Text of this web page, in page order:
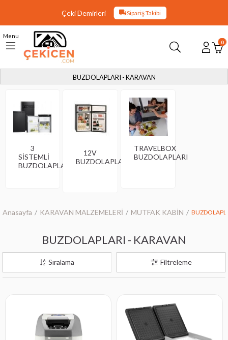
Çeki Demirleri Sipariş Takibi
Menu
0
BUZDOLAPLARI - KARAVAN
3
SİSTEMLİ
BUZDOLAPLARI
12V
BUZDOLAPLARI
TRAVELBOX
BUZDOLAPLARI
Anasayfa KARAVAN MALZEMELERİ MUTFAK KABİN
BUZDOLAPLARI - KARAVAN
Filtreleme
Sıralama